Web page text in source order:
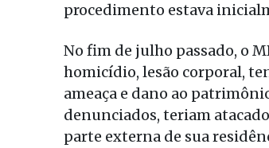
procedimento estava
No fim de julho passado, o
homicídio, lesão corporal,
ameaça e dano ao
denunciados, teriam
parte externa de sua